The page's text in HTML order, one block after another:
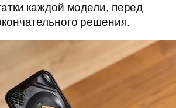
каждой модели, перед
решения.